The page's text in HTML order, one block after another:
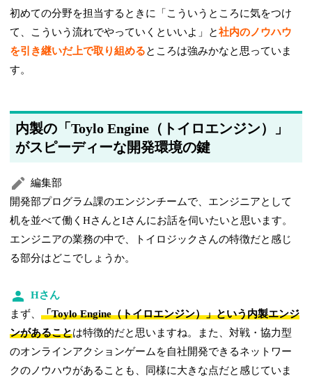
初めての分野を担当するときに「こういうところに気をつけ
て、こういう流れでやっていくといいよ」と社内のノウハウ
を引き継いだ上で取り組めるところは強みかなと思っていま
す。
内製の「Toylo Engine（トイロエンジン）」
がスピーディーな開発環境の鍵
編集部
開発部プログラム課のエンジンチームで、エンジニアとして
机を並べて働くHさんとIさんにお話を伺いたいと思います。
エンジニアの業務の中で、トイロジックさんの特徴だと感じ
る部分はどこでしょうか。
Hさん
まず、「Toylo Engine（トイロエンジン）」という内製エンジ
ンがあることは特徴的だと思いますね。また、対戦・協力型
のオンラインアクションゲームを自社開発できるネットワー
クのノウハウがあることも、同様に大きな点だと感じていま